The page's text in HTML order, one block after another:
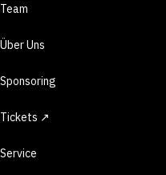
Team
Über Uns
Sponsoring
Tickets ↗
Service